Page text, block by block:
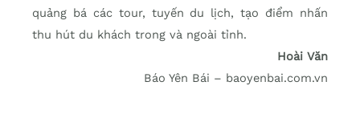
quảng bá các tour, tuyến du lịch, tạo điểm nhấn
thu hút du khách trong và ngoài tỉnh.
Hoài Văn
Báo Yên Bái – baoyenbai.com.vn